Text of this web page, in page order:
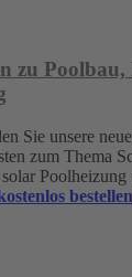
zu
Sie unsere
zum Thema
Poolheizung
bestellen